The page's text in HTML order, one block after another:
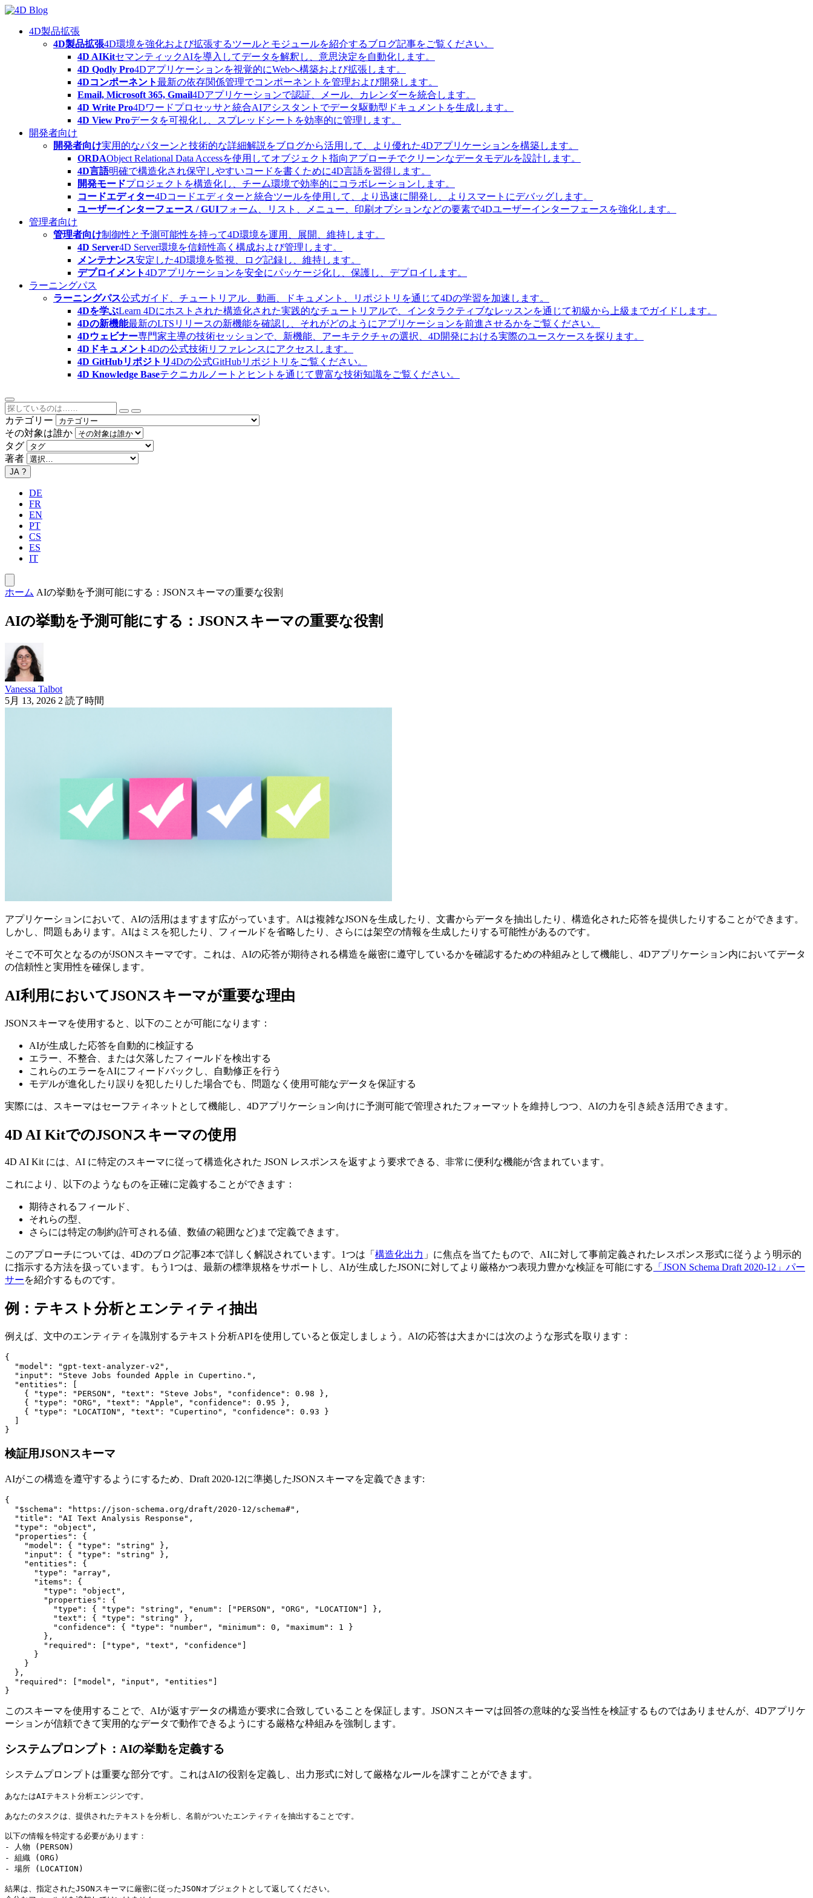
Skip
content4D製品拡張
4D製品拡張4D環境を強化および拡張するツールとモジュールを紹介するブログ記事をご覧ください。
4D AIKitセマンティックAIを導入してデータを解釈し、意思決定を自動化します。
4D Qodly Pro4Dアプリケーションを視覚的にWebへ構築および拡張します。
4Dコンポーネント最新の依存関係管理でコンポーネントを管理および開発します。
Email, Microsoft 365, Gmail4Dアプリケーションで認証、メール、カレンダーを統合します。
4D Write Pro4Dワードプロセッサと統合AIアシスタントでデータ駆動型ドキュメントを生成します。
4D View Proデータを可視化し、スプレッドシートを効率的に管理します。
開発者向け
開発者向け実用的なパターンと技術的な詳細解説をブログから活用して、より優れた4Dアプリケーションを構築します。
ORDAObject Relational Data Accessを使用してオブジェクト指向アプローチでクリーンなデータモデルを設計します。
4D言語明確で構造化され保守しやすいコードを書くために4D言語を習得します。
開発モードプロジェクトを構造化し、チーム環境で効率的にコラボレーションします。
コードエディター4Dコードエディターと統合ツールを使用して、より迅速に開発し、よりスマートにデバッグします。
ユーザーインターフェース / GUIフォーム、リスト、メニュー、印刷オプションなどの要素で4Dユーザーインターフェースを強化します。
管理者向け
管理者向け制御性と予測可能性を持って4D環境を運用、展開、維持します。
4D Server4D Server環境を信頼性高く構成および管理します。
メンテナンス安定した4D環境を監視、ログ記録し、維持します。
デプロイメント4Dアプリケーションを安全にパッケージ化し、保護し、デプロイします。
ラーニングパス
ラーニングパス公式ガイド、チュートリアル、動画、ドキュメント、リポジトリを通じて4Dの学習を加速します。
4Dを学ぶLearn 4Dにホストされた構造化された実践的なチュートリアルで、インタラクティブなレッスンを通じて初級から上級までガイドします。
4Dの新機能最新のLTSリリースの新機能を確認し、それがどのようにアプリケーションを前進させるかをご覧ください。
4Dウェビナー専門家主導の技術セッションで、新機能、アーキテクチャの選択、4D開発における実際のユースケースを探ります。
4Dドキュメント4Dの公式技術リファレンスにアクセスします。
4D GitHubリポジトリ4Dの公式GitHubリポジトリをご覧ください。
4D Knowledge Baseテクニカルノートとヒントを通じて豊富な技術知識をご覧ください。
カテゴリー
その対象は誰か
タグ
著者
JA ?
DE
FR
EN
PT
CS
ES
IT
ホーム AIの挙動を予測可能にする：JSONスキーマの重要な役割
AIの挙動を予測可能にする：JSONスキーマの重要な役割
Vanessa Talbot
5月 13, 2026 2 読了時間
アプリケーションにおいて、AIの活用はますます広がっています。AIは複雑なJSONを生成したり、文書からデータを抽出したり、構造化された応答を提供したりすることができます。
しかし、問題もあります。AIはミスを犯したり、フィールドを省略したり、さらには架空の情報を生成したりする可能性があるのです。
そこで不可欠となるのがJSONスキーマです。これは、AIの応答が期待される構造を厳密に遵守しているかを確認するための枠組みとして機能し、4Dアプリケーション内においてデータ
の信頼性と実用性を確保します。
AI利用においてJSONスキーマが重要な理由
JSONスキーマを使用すると、以下のことが可能になります：
AIが生成した応答を自動的に検証する
エラー、不整合、または欠落したフィールドを検出する
これらのエラーをAIにフィードバックし、自動修正を行う
モデルが進化したり誤りを犯したりした場合でも、問題なく使用可能なデータを保証する
実際には、スキーマはセーフティネットとして機能し、4Dアプリケーション向けに予測可能で管理されたフォーマットを維持しつつ、AIの力を引き続き活用できます。
4D AI KitでのJSONスキーマの使用
4D AI Kit には、AI に特定のスキーマに従って構造化された JSON レスポンスを返すよう要求できる、非常に便利な機能が含まれています。
これにより、以下のようなものを正確に定義することができます：
期待されるフィールド、
それらの型、
さらには特定の制約(許可される値、数値の範囲など)まで定義できます。
このアプローチについては、4Dのブログ記事2本で詳しく解説されています。1つは「 構造化出力 」に焦点を当てたもので、AIに対して事前定義されたレスポンス形式に従うよう明示的
に指示する方法を扱っています。もう1つは、最新の標準規格をサポートし、AIが生成したJSONに対してより厳格かつ表現力豊かな検証を可能にする
「JSON Schema Draft 2020-12」パー
サーを紹介するものです。
例：テキスト分析とエンティティ抽出
例えば、文中のエンティティを識別するテキスト分析APIを使用していると仮定しましょう。AIの応答は大まかには次のような形式を取ります：
{
  "model": "gpt-text-analyzer-v2",
  "input": "Steve Jobs founded Apple in Cupertino.",
  "entities": [
    { "type": "PERSON", "text": "Steve Jobs", "confidence": 0.98 },
    { "type": "ORG", "text": "Apple", "confidence": 0.95 },
    { "type": "LOCATION", "text": "Cupertino", "confidence": 0.93 }
}
検証用JSONスキーマ
AIがこの構造を遵守するようにするため、Draft 2020-12に準拠したJSONスキーマを定義できます:
{
  "$schema": "https://json-schema.org/draft/2020-12/schema#",
  "title": "AI Text Analysis Response",
  "type": "object",
  "properties": {
    "model": { "type": "string" },
    "input": { "type": "string" },
    "entities": {
      "type": "array",
      "items": {
        "type": "object",
        "properties": {
          "type": { "type": "string", "enum": ["PERSON", "ORG", "LOCATION"] },
          "text": { "type": "string" },
          "confidence": { "type": "number", "minimum": 0, "maximum": 1 }
        },
        "required": ["type", "text", "confidence"]
      }
    }
  },
  "required": ["model", "input", "entities"]
このスキーマを使用することで、AIが返すデータの構造が要求に合致していることを保証します。JSONスキーマは回答の意味的な妥当性を検証するものではありませんが、4Dアプリケ
ーションが信頼できて実用的なデータで動作できるようにする厳格な枠組みを強制します。
システムプロンプト：AIの挙動を定義する
システムプロンプトは重要な部分です。これはAIの役割を定義し、出力形式に対して厳格なルールを課すことができます。
あなたはAIテキスト分析エンジンです。
あなたのタスクは、提供されたテキストを分析し、名前がついたエンティティを抽出することです。
以下の情報を特定する必要があります：
- 人物 (PERSON)
- 組織 (ORG)
- 場所 (LOCATION)
結果は、指定されたJSONスキーマに厳密に従ったJSONオブジェクトとして返してください。